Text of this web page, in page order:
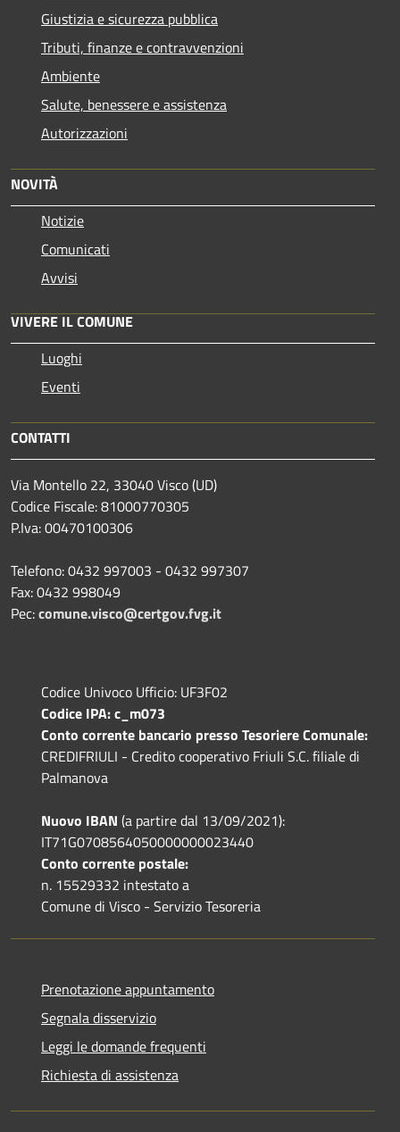
Giustizia e sicurezza pubblica
Tributi, finanze e contravvenzioni
Ambiente
Salute, benessere e assistenza
Autorizzazioni
NOVITÀ
Notizie
Comunicati
Avvisi
VIVERE IL COMUNE
Luoghi
Eventi
CONTATTI
Via Montello 22, 33040 Visco (UD)
Codice Fiscale: 81000770305
P.Iva: 00470100306
Telefono: 0432 997003 - 0432 997307
Fax: 0432 998049
Pec:comune.visco@certgov.fvg.it
Codice Univoco Ufficio: UF3F02
Codice IPA: c_m073
Conto corrente bancario presso Tesoriere Comunale:
CREDIFRIULI - Credito cooperativo Friuli S.C. filiale di
Palmanova
Nuovo IBAN (a partire dal 13/09/2021):
IT71G0708564050000000023440
Conto corrente postale:
n. 15529332 intestato a
Comune di Visco - Servizio Tesoreria
Prenotazione appuntamento
Segnala disservizio
Leggi le domande frequenti
Richiesta di assistenza